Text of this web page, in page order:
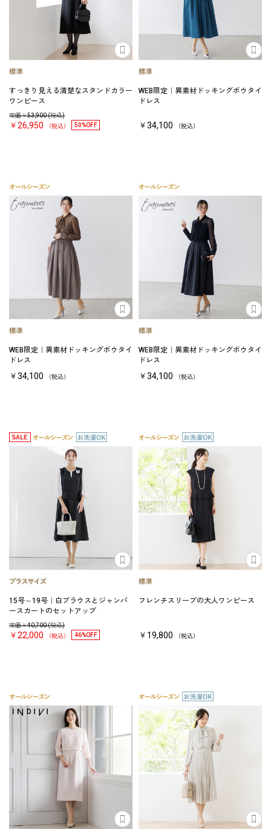
すっきり見える清楚なスタンドカラー
ワンピース
定価￥53,900(税込)
￥26,950 （税込） 50%OFF
WEB限定｜異素材ドッキングボウタイ
ドレス
￥34,100 （税込）
WEB限定｜異素材ドッキングボウタイ
ドレス
￥34,100 （税込）
WEB限定｜異素材ドッキングボウタイ
ドレス
￥34,100 （税込）
15号～19号｜白ブラウスとジャンパ
ースカートのセットアップ
定価￥40,700(税込)
￥22,000 （税込） 46%OFF
フレンチスリーブの大人ワンピース
￥19,800 （税込）